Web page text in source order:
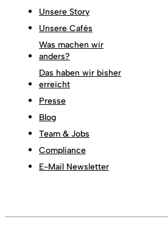
Unsere Story
Unsere Cafés
Was machen wir
anders?
Das haben wir bisher
erreicht
Presse
Blog
Team & Jobs
Compliance
E-Mail Newsletter